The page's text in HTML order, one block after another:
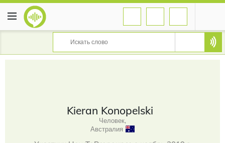
Kieran Konopelski
Человек,
Австралия